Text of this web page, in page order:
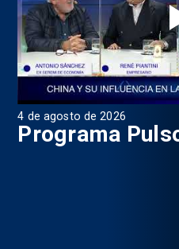
4 de agosto de 2026
Programa